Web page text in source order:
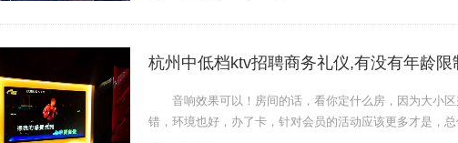
杭州中低档ktv招聘商务礼仪,有没有年龄限
音响效果可以！房间的话，看你定什么房，因为大小区
错，环境也好，办了卡，针对会员的活动应该更多才是，